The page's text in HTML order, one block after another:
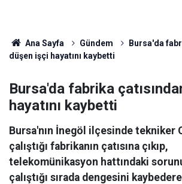
Ana Sayfa Gündem
Bursa'da
düşen işçi hayatını kaybetti
Bursa'da fabrika
hayatını kaybetti
Bursa'nın İnegöl ilçesinde tekniker
çalıştığı fabrikanın çatısına çıkıp,
telekomünikasyon hattındaki
çalıştığı sırada dengesini